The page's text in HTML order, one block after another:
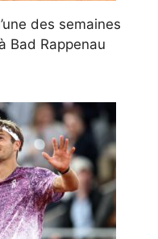
des semaines
Bad Rappenau